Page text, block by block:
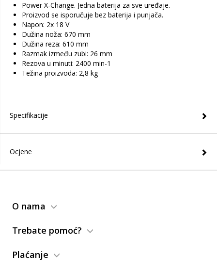
Power X-Change. Jedna baterija za sve uređaje.
Proizvod se isporučuje bez baterija i punjača.
Napon: 2x 18 V
Dužina noža: 670 mm
Dužina reza: 610 mm
Razmak između zubi: 26 mm
Rezova u minuti: 2400 min-1
Težina proizvoda: 2,8 kg
Specifikacije
Ocjene
O nama
Trebate pomoć?
Plaćanje